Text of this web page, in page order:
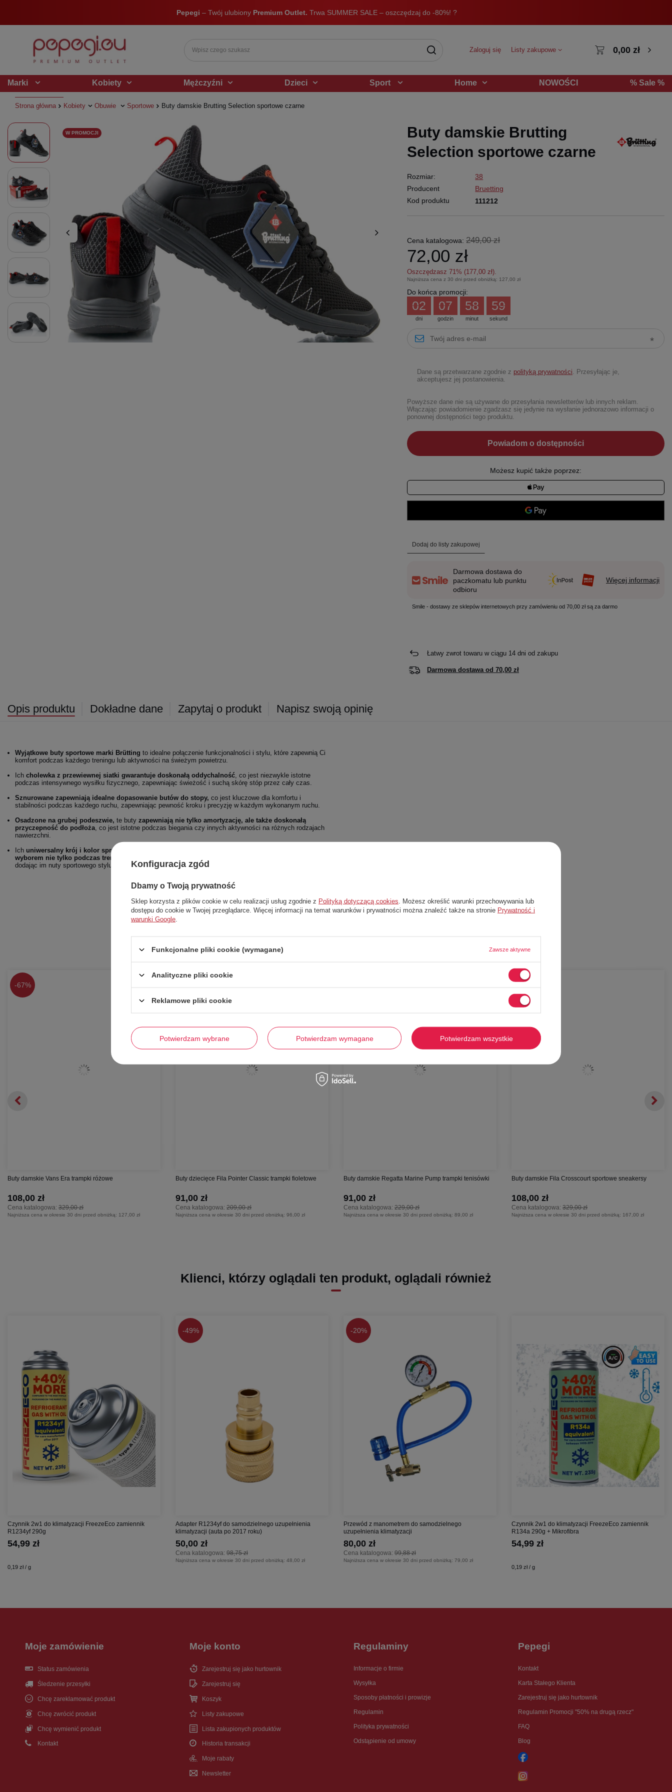
Pepegi – Twój ulubiony Premium Outlet. Trwa SUMMER SALE – oszczędzaj do -80%! ?
Zaloguj się Listy zakupowe 0,00 zł
Marki Kobiety Mężczyźni Dzieci Sport Home NOWOŚCI % Sale %
Strona główna Kobiety Obuwie Sportowe Buty damskie Brutting Selection sportowe czarne
W PROMOCJI
Buty damskie Brutting
Selection sportowe czarne
Rozmiar:
38
Producent
Bruetting
Kod produktu
111212
Cena katalogowa: 249,00 zł
72,00 zł
Oszczędzasz 71 % (177,00 zł).
Najniższa cena z 30 dni przed obniżką: 127,00 zł
Do końca promocji:
dni
02
godzin
07
minut
58
sekund
58
Dane są przetwarzane zgodnie z polityką prywatności. Przesyłając je,
akceptujesz jej postanowienia.
Powyższe dane nie są używane do przesyłania newsletterów lub innych reklam.
Włączając powiadomienie zgadzasz się jedynie na wysłanie jednorazowo informacji o
ponownej dostępności tego produktu.
Powiadom o dostępności
Możesz kupić także poprzez:
Dodaj do listy zakupowej
Darmowa dostawa do
paczkomatu lub punktu
odbioru
Więcej informacji
Smile - dostawy ze sklepów internetowych przy zamówieniu od 70,00 zł są za darmo
Łatwy zwrot towaru w ciągu 14dni od zakupu
Darmowa dostawa od 70,00 zł
Opis produktu Dokładne dane Zapytaj o produkt Napisz swoją opinię
Wyjątkowe buty sportowe marki Brütting to idealne połączenie funkcjonalności i stylu, które zapewnią Ci
komfort podczas każdego treningu lub aktywności na świeżym powietrzu.
Ich cholewka z przewiewnej siatki gwarantuje doskonałą oddychalność, co jest niezwykle istotne
podczas intensywnego wysiłku fizycznego, zapewniając świeżość i suchą skórę stóp przez cały czas.
Sznurowane zapewniają idealne dopasowanie butów do stopy, co jest kluczowe dla komfortu i
stabilności podczas każdego ruchu, zapewniając pewność kroku i precyzję w każdym wykonanym ruchu.
Osadzone na grubej podeszwie, te buty zapewniają nie tylko amortyzację, ale także doskonałą
przyczepność do podłoża, co jest istotne podczas biegania czy innych aktywności na różnych rodzajach
nawierzchni.
Ich uniwersalny krój i kolor sprawiają, że pasują do wszystkiego, co sprawia, że są idealnym
wyborem nie tylko podczas treningu, ale także jako stylowy dodatek do casualowych stylizacji
dodając im nuty sportowego stylu i dynamizmu.
-67%
Buty damskie Vans Era trampki różowe
Cena katalogowa: 329,00 zł
108,00 zł
Najniższa cena w okresie 30 dni przed obniżką: 127,00 zł
Buty dziecięce Fila Pointer Classic trampki fioletowe
Cena katalogowa: 209,00 zł
91,00 zł
Najniższa cena w okresie 30 dni przed obniżką: 96,00 zł
Buty damskie Regatta Marine Pump trampki tenisówki
Cena katalogowa: 229,00 zł
91,00 zł
Najniższa cena w okresie 30 dni przed obniżką: 89,00 zł
Buty damskie Fila Crosscourt sportowe sneakersy
Cena katalogowa: 329,00 zł
108,00 zł
Najniższa cena w okresie 30 dni przed obniżką: 167,00 zł
Klienci, którzy oglądali ten produkt, oglądali również
Czynnik 2w1 do klimatyzacji FreezeEco zamiennik
R1234yf 290g
54,99 zł
0,19 zł / g
-49%
Adapter R1234yf do samodzielnego uzupełnienia
klimatyzacji (auta po 2017 roku)
Cena katalogowa: 98,75 zł
50,00 zł
Najniższa cena w okresie 30 dni przed obniżką: 48,00 zł
-20%
Przewód z manometrem do samodzielnego
uzupełnienia klimatyzacji
Cena katalogowa: 99,88 zł
80,00 zł
Najniższa cena w okresie 30 dni przed obniżką: 79,00 zł
Czynnik 2w1 do klimatyzacji FreezeEco zamiennik
R134a 290g + Mikrofibra
54,99 zł
0,19 zł / g
Moje zamówienie
Status zamówienia
Śledzenie przesyłki
Chcę zareklamować produkt
Chcę zwrócić produkt
Chcę wymienić produkt
Kontakt
Moje konto
Zarejestruj się jako hurtownik
Zarejestruj się
Koszyk
Listy zakupowe
Lista zakupionych produktów
Historia transakcji
Moje rabaty
Newsletter
Regulaminy
Informacje o firmie
Wysyłka
Sposoby płatności i prowizje
Regulamin
Polityka prywatności
Odstąpienie od umowy
Pepegi
Kontakt
Karta Stałego Klienta
Zarejestruj się jako hurtownik
Regulamin Promocji "50% na drugą rzecz"
FAQ
Blog
Konfiguracja zgód
Dbamy o Twoją prywatność
Sklep korzysta z plików cookie w celu realizacji usług zgodnie z Polityką dotyczącą cookies . Możesz określić warunki przechowywania lub
dostępu do cookie w Twojej przeglądarce. Więcej informacji na temat warunków i prywatności można znaleźć także na stronie Prywatność i
warunki Google
Funkcjonalne pliki cookie (wymagane) Zawsze aktywne
Analityczne pliki cookie
Reklamowe pliki cookie
Potwierdzam wybrane Potwierdzam wymagane Potwierdzam wszystkie